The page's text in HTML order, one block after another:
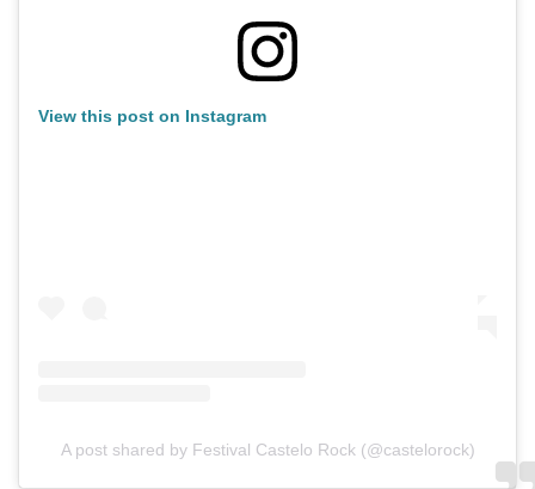
View this post on Instagram
A post shared by Festival Castelo Rock (@castelorock)